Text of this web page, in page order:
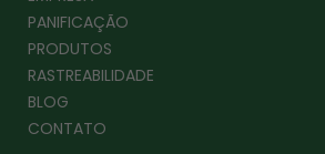
PANIFICAÇÃO
PRODUTOS
RASTREABILIDADE
BLOG
CONTATO